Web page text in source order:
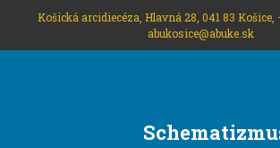
Košická arcidiecéza, Hlavná 28, 041 83 Košice,
abukosice@abuke.sk